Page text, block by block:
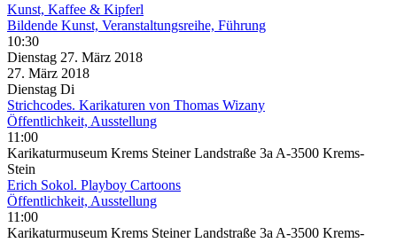
Kunst, Kaffee & Kipferl
Bildende Kunst, Veranstaltungsreihe, Führung
10:30
Dienstag 27. März 2018
27. März 2018
Dienstag Di
Strichcodes. Karikaturen von Thomas Wizany
Öffentlichkeit, Ausstellung
11:00
Karikaturmuseum Krems Steiner Landstraße 3a A-3500 Krems-
Stein
Erich Sokol. Playboy Cartoons
Öffentlichkeit, Ausstellung
11:00
Karikaturmuseum Krems Steiner Landstraße 3a A-3500 Krems-